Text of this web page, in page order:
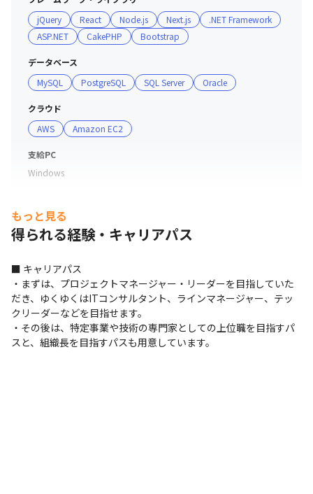
jQuery
React Node.js Next.js
.NET Framework
ASP.NET
CakePHP Bootstrap
データベース
MySQL
PostgreSQL SQL Server Oracle
クラウド
AWS
Amazon EC2
支給PC
Windows
もっと見る
得られる経験・キャリアパス
■ キャリアパス
・まずは、プロジェクトマネージャー・リーダーを目指していた
だき、ゆくゆくはITコンサルタント、ラインマネージャー、テッ
クリーダーなどを目指せます。
・その後は、特定事業や技術の専門家としての上位職を目指すパ
スと、組織長を目指すパスも用意しています。